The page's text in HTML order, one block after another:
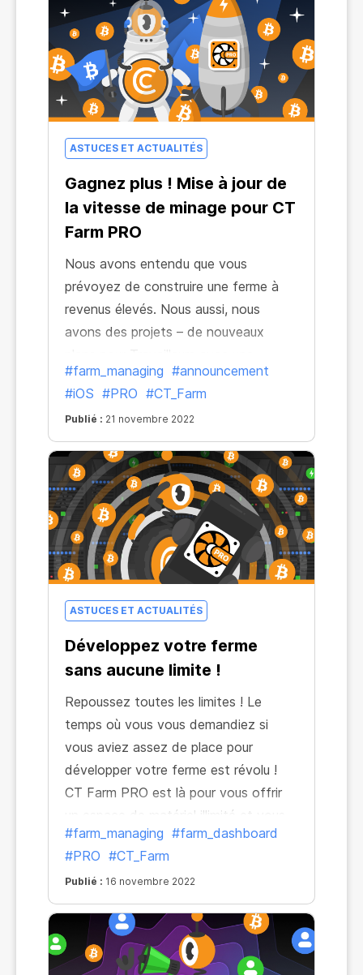
ASTUCES ET ACTUALITÉS
Gagnez plus ! Mise à jour de
la vitesse de minage pour CT
Farm PRO
Nous avons entendu que vous
prévoyez de construire une ferme à
revenus élevés. Nous aussi, nous
avons des projets – de nouveaux
vitesse maximale accrue pour CT Farm
PRO sur iOS. Voilà qui tombe bien !
#farm_managing #announcement
#iOS #PRO #CT_Farm
Publié : 21 novembre 2022
ASTUCES ET ACTUALITÉS
Développez votre ferme
sans aucune limite !
Repoussez toutes les limites ! Le
temps où vous vous demandiez si
vous aviez assez de place pour
développer votre ferme est révolu !
CT Farm PRO est là pour vous offrir
un espace de matériel illimité et vous
permettre d'avoir autant de PC et de
Workers que vous le voulez!
#farm_managing #farm_dashboard
#PRO #CT_Farm
Publié : 16 novembre 2022